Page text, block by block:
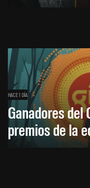
HACE 1 DÍA
Ganadores del
premios de la